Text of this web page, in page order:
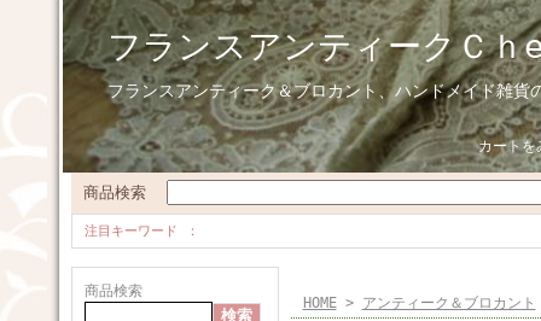
フランスアンティークＣｈ
フランスアンティーク＆ブロカント、ハンドメイド雑貨
カートを
商品検索
注目キーワード
商品検索
HOME> アンティーク＆ブロカント